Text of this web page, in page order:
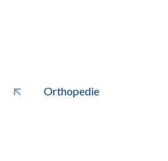
Orthopedie